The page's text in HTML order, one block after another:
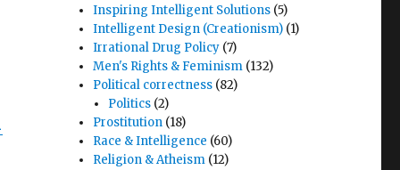
Inspiring Intelligent Solutions (5)
Intelligent Design (Creationism) (1)
Irrational Drug Policy (7)
Men's Rights & Feminism (132)
Political correctness (82)
Politics(2)
Prostitution (18)
Race & Intelligence (60)
Religion & Atheism (12)